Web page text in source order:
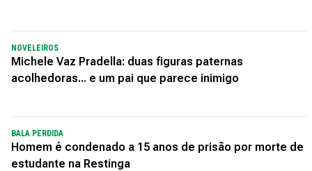
NOVELEIROS
Michele Vaz Pradella: duas figuras paternas
acolhedoras... e um pai que parece inimigo
BALA PERDIDA
Homem é condenado a 15 anos de prisão por morte de
estudante na Restinga